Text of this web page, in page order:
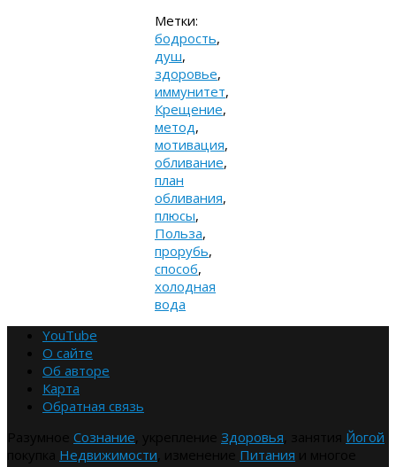
Метки:
бодрость,
душ,
здоровье,
иммунитет,
Крещение,
метод,
мотивация,
обливание,
план
обливания,
плюсы,
Польза,
прорубь,
способ,
холодная
вода
YouTube
О сайте
Об авторе
Карта
Обратная связь
Сознание Здоровья
Йогой
Недвижимости Питания